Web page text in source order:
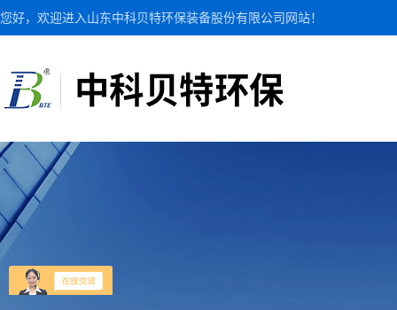
您好，欢迎进入山东中科贝特环保装备股份有限公司网站！